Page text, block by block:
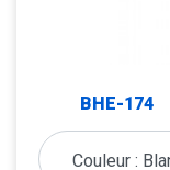
BHE-174